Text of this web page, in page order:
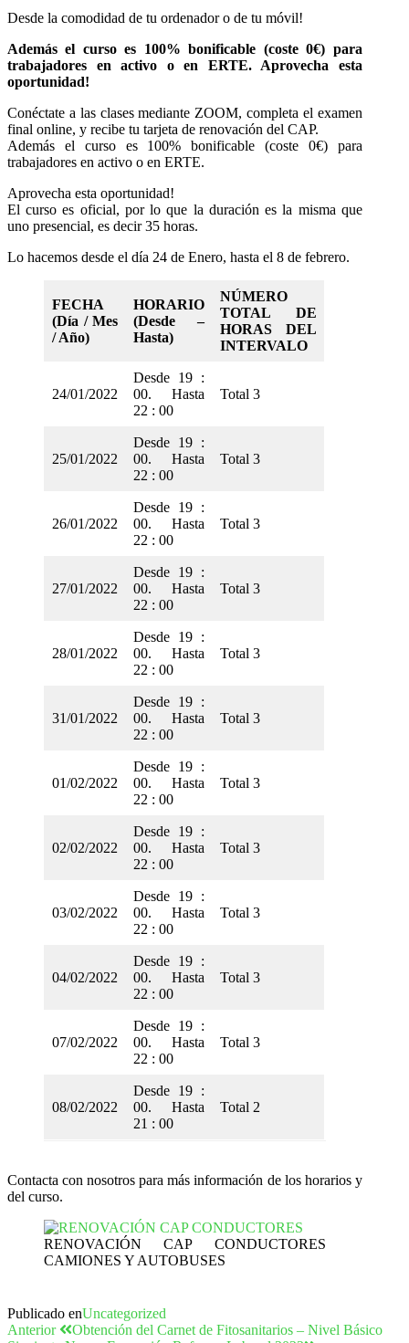
Desde la comodidad de tu ordenador o de tu móvil!
Además el curso es 100% bonificable (coste 0€) para
trabajadores en activo o en ERTE. Aprovecha esta
oportunidad!
Conéctate a las clases mediante ZOOM, completa el examen
final online, y recibe tu tarjeta de renovación del CAP.
Además el curso es 100% bonificable (coste 0€) para
trabajadores en activo o en ERTE.
Aprovecha esta oportunidad!
El curso es oficial, por lo que la duración es la misma que
uno presencial, es decir 35 horas.
Lo hacemos desde el día 24 de Enero, hasta el 8 de febrero.
FECHA
(Día / Mes
/ Año)
HORARIO
(Desde –
Hasta)
NÚMERO
TOTAL DE
HORAS DEL
INTERVALO
24/01/2022
Desde 19 :
00. Hasta
22 : 00
Total 3
25/01/2022
Desde 19 :
00. Hasta
22 : 00
Total 3
26/01/2022
Desde 19 :
00. Hasta
22 : 00
Total 3
27/01/2022
Desde 19 :
00. Hasta
22 : 00
Total 3
28/01/2022
Desde 19 :
00. Hasta
22 : 00
Total 3
31/01/2022
Desde 19 :
00. Hasta
22 : 00
Total 3
01/02/2022
Desde 19 :
00. Hasta
22 : 00
Total 3
02/02/2022
Desde 19 :
00. Hasta
22 : 00
Total 3
03/02/2022
Desde 19 :
00. Hasta
22 : 00
Total 3
04/02/2022
Desde 19 :
00. Hasta
22 : 00
Total 3
07/02/2022
Desde 19 :
00. Hasta
22 : 00
Total 3
08/02/2022
Desde 19 :
00. Hasta
21 : 00
Total 2
Contacta con nosotros para más información de los horarios y
del curso.
RENOVACIÓN CAP CONDUCTORES
CAMIONES Y AUTOBUSES
Publicado enUncategorized
Anterior
Obtención del Carnet de Fitosanitarios – Nivel Básico